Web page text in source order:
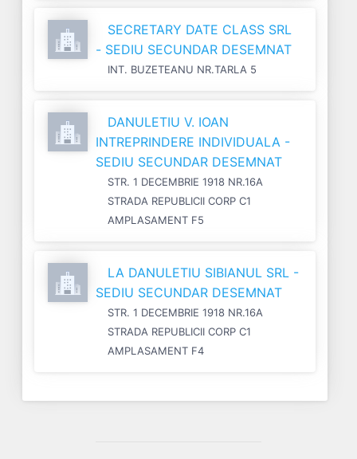
SECRETARY DATE CLASS SRL
- SEDIU SECUNDAR DESEMNAT
INT. BUZETEANU NR.TARLA 5
DANULETIU V. IOAN
INTREPRINDERE INDIVIDUALA -
SEDIU SECUNDAR DESEMNAT
STR. 1 DECEMBRIE 1918 NR.16A
STRADA REPUBLICII CORP C1
AMPLASAMENT F5
LA DANULETIU SIBIANUL SRL -
SEDIU SECUNDAR DESEMNAT
STR. 1 DECEMBRIE 1918 NR.16A
STRADA REPUBLICII CORP C1
AMPLASAMENT F4